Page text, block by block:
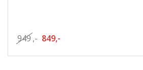
949 ,- 849,-